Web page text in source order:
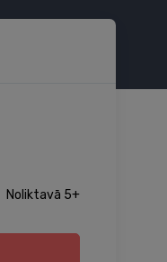
Noliktavā 5+